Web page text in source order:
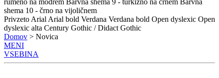
rumeno na modrem Barvna shema 9 - turkizno na črnem Barvna
shema 10 - črno na vijoličnem
Privzeto Arial Arial bold Verdana Verdana bold Open dyslexic Open
dyslexic alta Century Gothic / Didact Gothic
Domov > Novica
MENI
VSEBINA